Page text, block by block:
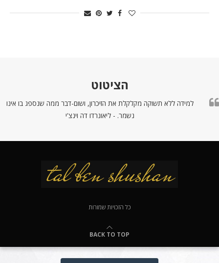
הציטוט
למידה ללא תשוקה מקלקלת את הזיכרון, ושום-דבר ממה שנספג בו אינו
נשמר. - ליאונרדו דה וינצ'י
כל הזכויות שמורות
BACK TO TOP